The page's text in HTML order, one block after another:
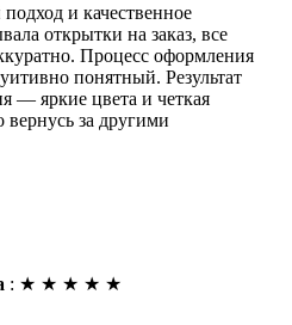
и качественное
открытки на заказ, все
Процесс оформления
понятный. Результат
— яркие цвета и четкая
вернусь за другими
: ★ ★ ★ ★ ★